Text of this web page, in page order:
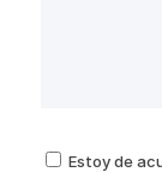
Estoy de